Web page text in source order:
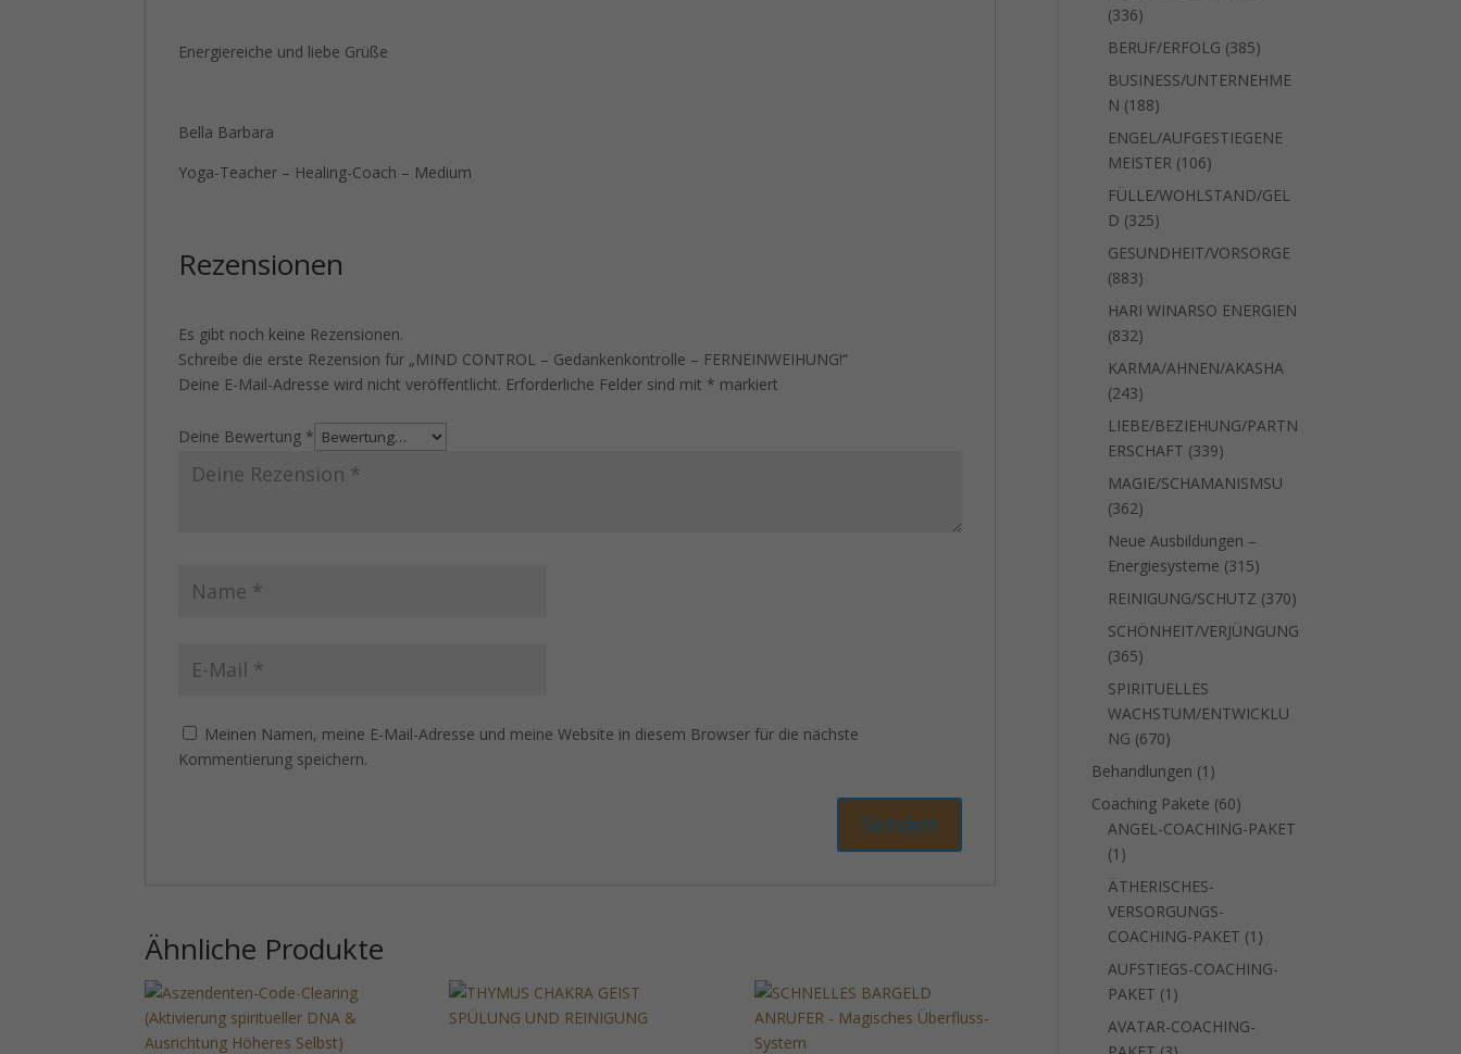
Energiereiche und liebe Grüße
Bella Barbara
Yoga-Teacher – Healing-Coach – Medium
Rezensionen
Es gibt noch keine Rezensionen.
Schreibe die erste Rezension für „MIND CONTROL – Gedankenkontrolle – FERNEINWEIHUNG!“
Deine E-Mail-Adresse wird nicht veröffentlicht. Erforderliche Felder sind mit * markiert
Deine Bewertung *
Meinen Namen, meine E-Mail-Adresse und meine Website in diesem Browser für die nächste
Kommentierung speichern.
Ähnliche Produkte
336336
Produkte
BERUF/ERFOLG 385385
Produkte
BUSINESS/UNTERNEHME
N 188188
Produkte
ENGEL/AUFGESTIEGENE
MEISTER 106106
Produkte
FÜLLE/WOHLSTAND/GEL
D 325325
Produkte
GESUNDHEIT/VORSORGE
883883
Produkte
HARI WINARSO ENERGIEN
832832
Produkte
KARMA/AHNEN/AKASHA
243243
Produkte
LIEBE/BEZIEHUNG/PARTN
ERSCHAFT 339339
Produkte
MAGIE/SCHAMANISMSU
362362
Produkte
Neue Ausbildungen –
Energiesysteme 315315
Produkte
REINIGUNG/SCHUTZ 370370
Produkte
SCHÖNHEIT/VERJÜNGUNG
365365
Produkte
SPIRITUELLES
WACHSTUM/ENTWICKLU
NG 670670
Produkte
Behandlungen 1 1
Produkt
Coaching Pakete 6060
Produkte
ANGEL-COACHING-PAKET
1 1
Produkt
ÄTHERISCHES-
VERSORGUNGS-
COACHING-PAKET 1 1
Produkt
AUFSTIEGS-COACHING-
PAKET 1 1
Produkt
AVATAR-COACHING-